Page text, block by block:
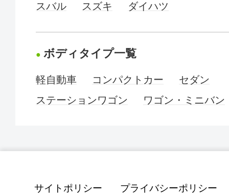
スバル
スズキ ダイハツ
ボディタイプ一覧
軽自動車 コンパクトカー
セダン
ステーションワゴン
ワゴン・ミニバン
サイトポリシー プライバシーポリシー